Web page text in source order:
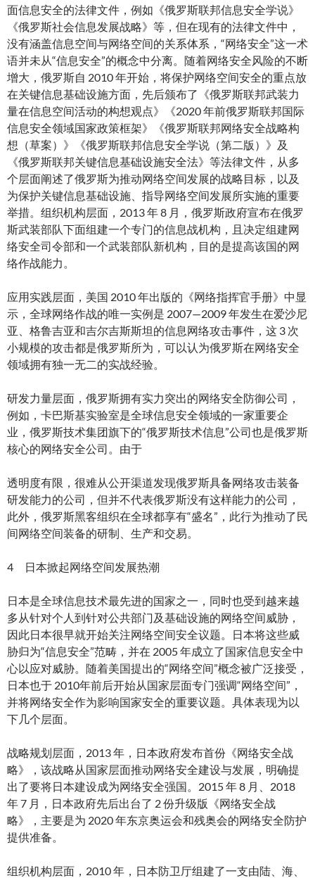
面信息安全的法律文件，例如《俄罗斯联邦信息安全学说》
《俄罗斯社会信息发展战略》等，但在现有的法律文件中，
没有涵盖信息空间与网络空间的关系体系，“网络安全”这一术
语并未从“信息安全”的概念中分离。随着网络安全风险的不断
增大，俄罗斯自 2010 年开始，将保护网络空间安全的重点放
在关键信息基础设施方面，先后颁布了《俄罗斯联邦武装力
量在信息空间活动的构想观点》《2020 年前俄罗斯联邦国际
信息安全领域国家政策框架》《俄罗斯联邦网络安全战略构
想（草案）》《俄罗斯联邦信息安全学说（第二版）》及
《俄罗斯联邦关键信息基础设施安全法》等法律文件，从多
个层面阐述了俄罗斯为推动网络空间发展的战略目标，以及
为保护关键信息基础设施、指导网络空间发展所实施的重要
举措。组织机构层面，2013 年 8 月，俄罗斯政府宣布在俄罗
斯武装部队下面组建一个专门的信息战机构，且决定组建网
络安全司令部和一个武装部队新机构，目的是提高该国的网
络作战能力。
应用实践层面，美国 2010 年出版的《网络指挥官手册》中显
示，全球网络作战的唯一实例是 2007—2009 年发生在爱沙尼
亚、格鲁吉亚和吉尔吉斯斯坦的信息网络攻击事件，这 3 次
小规模的攻击都是俄罗斯所为，可以认为俄罗斯在网络安全
领域拥有独一无二的实战经验。
研发力量层面，俄罗斯拥有实力突出的网络安全防御公司，
例如，卡巴斯基实验室是全球信息安全领域的一家重要企
业，俄罗斯技术集团旗下的“俄罗斯技术信息”公司也是俄罗斯
核心的网络安全公司。由于
透明度有限，很难从公开渠道发现俄罗斯具备网络攻击装备
研发能力的公司，但并不代表俄罗斯没有这样能力的公司，
此外，俄罗斯黑客组织在全球都享有“盛名”，此行为推动了民
间网络空间装备的研制、生产和交易。
4 日本掀起网络空间发展热潮
日本是全球信息技术最先进的国家之一，同时也受到越来越
多从针对个人到针对公共部门及基础设施的网络空间威胁，
因此日本很早就开始关注网络空间安全议题。日本将这些威
胁归为“信息安全”范畴，并在 2005 年成立了国家信息安全中
心以应对威胁。随着美国提出的“网络空间”概念被广泛接受，
日本也于 2010年前后开始从国家层面专门强调“网络空间”，
并将网络安全作为影响国家安全的重要议题。具体表现为以
下几个层面。
战略规划层面，2013 年，日本政府发布首份《网络安全战
略》，该战略从国家层面推动网络安全建设与发展，明确提
出了要将日本建设成为网络安全强国。2015 年 8 月、2018
年 7 月，日本政府先后出台了 2 份升级版《网络安全战
略》，主要是为 2020 年东京奥运会和残奥会的网络安全防护
提供准备。
组织机构层面，2010 年，日本防卫厅组建了一支由陆、海、